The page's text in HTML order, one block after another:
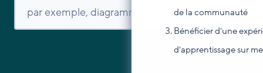
de la communauté
Bénéficier d'une
d'apprentissage sur